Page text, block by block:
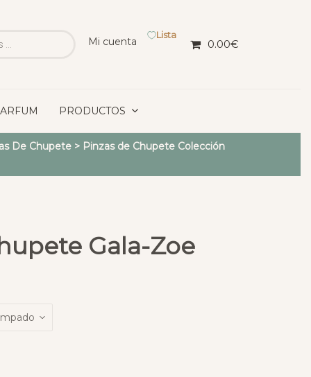
Mi cuenta
Lista
0.00€
PRODUCTOS
De Chupete> Pinzas de Chupete Colección
Gala-Zoe